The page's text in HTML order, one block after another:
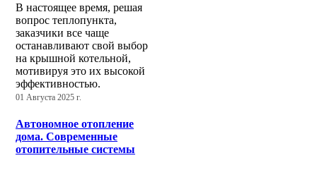
В настоящее время, решая
вопрос теплопункта,
заказчики все чаще
останавливают свой выбор
на крышной котельной,
мотивируя это их высокой
эффективностью.
01 Августа 2025 г.
Автономное отопление
дома. Современные
отопительные системы